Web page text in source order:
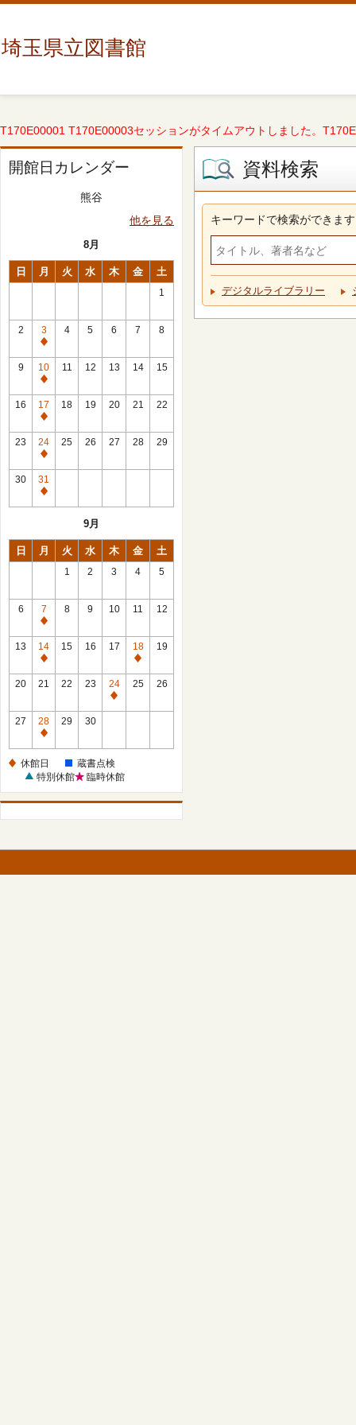
埼玉県立図書館
T170E00001 T170E00003セッションがタイムアウトしました。
開館日カレンダー
熊谷
他を見る
8月
日 月 火 水 木 金 土
1
2
3
休
館
日
4 5 6 7 8
9
10
休
館
日
11 12 13 14 15
16
17
休
館
日
18 19 20 21 22
23
24
休
館
日
25 26 27 28 29
30
31
休
9月
日 月 火 水 木 金 土
1 2 3 4 5
6
7
休
館
日
8 9 10 11 12
13
14
休
館
15 16 17
18
休
館
19
20 21 22 23
24
休
25 26
27
28
休
日
29 30
休館日
蔵書点検
特別休館
臨時休館
資料検索
キーワードで検索ができます
デジタルライブラリー